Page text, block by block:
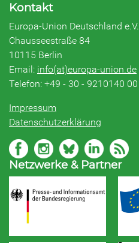
Kontakt
Europa-Union Deutschland e.V.
Chausseestraße 84
10115 Berlin
Email: info(at)europa-union.de
Telefon: +49 - 30 - 9210140 00
Impressum
Datenschutzerklärung
Netzwerke & Partner